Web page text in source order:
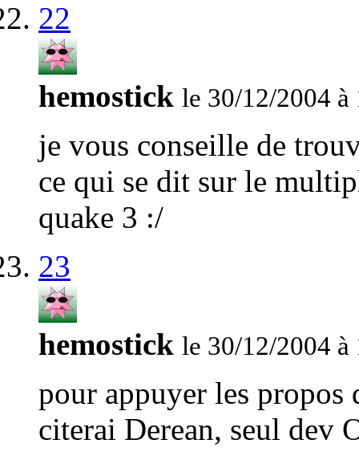
22
hemostick le 30/12/2004 à
je vous conseille de
ce qui se dit sur le
quake 3 :/
23
hemostick le 30/12/2004 à
pour appuyer les
citerai Derean, seul dev